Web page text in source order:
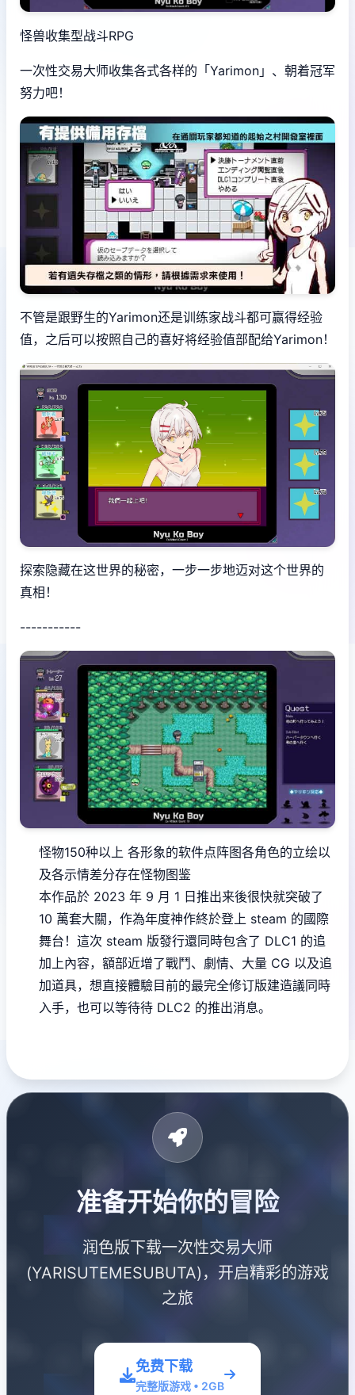
怪兽收集型战斗RPG
一次性交易大师收集各式各样的「Yarimon」、朝着冠军
努力吧！
不管是跟野生的Yarimon还是训练家战斗都可赢得经验
值，之后可以按照自己的喜好将经验值部配给Yarimon！
探索隐藏在这世界的秘密，一步一步地迈对这个世界的
真相！
-----------
怪物150种以上 各形象的软件点阵图各角色的立绘以
及各示情差分存在怪物图鉴
本作品於 2023 年 9 月 1 日推出来後很快就突破了
10 萬套大關，作為年度神作終於登上 steam 的國際
舞台！這次 steam 版發行還同時包含了 DLC1 的追
加上內容，額部近增了戰鬥、劇情、大量 CG 以及追
加道具，想直接體驗目前的最完全修订版建造議同時
入手，也可以等待待 DLC2 的推出消息。
准备开始你的冒险
润色版下载一次性交易大师
(YARISUTEMESUBUTA)，开启精彩的游戏
之旅
免费下载
完整版游戏 • 2GB